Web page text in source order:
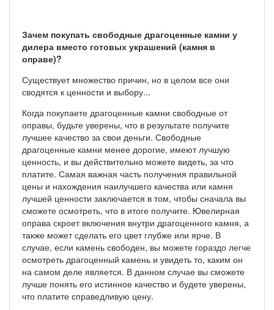
Зачем покупать свободные драгоценные камни у
дилера вместо готовых украшений (камня в
оправе)?
Существует множество причин, но в целом все они
сводятся к ценности и выбору...
Когда покупаете драгоценные камни свободные от
оправы, будьте уверены, что в результате получите
лучшее качество за свои деньги. Свободные
драгоценные камни менее дорогие, имеют лучшую
ценность, и вы действительно можете видеть, за что
платите. Самая важная часть получения правильной
цены и нахождения наилучшего качества или камня
лучшей ценности заключается в том, чтобы сначала вы
сможете осмотреть, что в итоге получите. Ювелирная
оправа скроет включения внутри драгоценного камня, а
также может сделать его цвет глубже или ярче. В
случае, если камень свободен, вы можете гораздо легче
осмотреть драгоценный камень и увидеть то, каким он
на самом деле является. В данном случае вы сможете
лучше понять его истинное качество и будете уверены,
что платите справедливую цену.